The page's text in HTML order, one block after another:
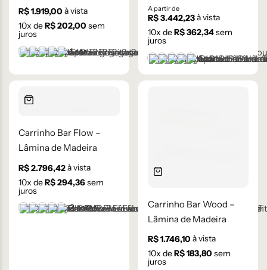
R$1.919,00 à vista
10x deR$202,00 sem
juros
Branco
Cinza Médio
Frapê
Mocha Mousse
Preto
+1 cor
Natural
A partir de
R$3.442,23à vista
10x deR$362,34sem
juros
Castanho
Champanhe
Cinza Grafite
Ébano
Lâmina Off-White
+1 cor
Carrinho Bar Flow –
Lâmina de Madeira
R$2.796,42à vista
10x deR$294,36sem
juros
Castanho
Champanhe
Cinza Grafite Metalizado
Ébano
Frapê
+2 cores
Carrinho Bar Wood –
Lâmina de Madeira
R$1.746,10 à vista
10x deR$183,80 sem
juros